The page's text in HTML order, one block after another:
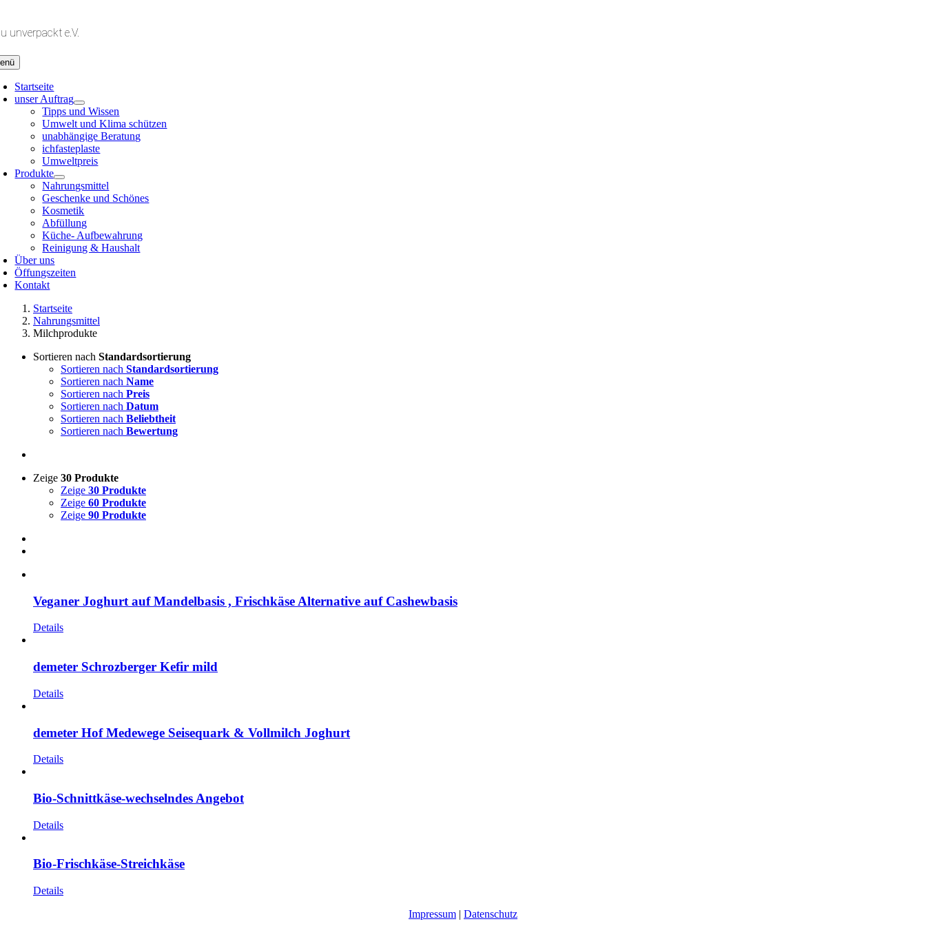
springen
unverpackt e.V.
Startseite
unser Auftrag
Tipps und Wissen
Umwelt und Klima schützen
unabhängige Beratung
ichfasteplaste
Umweltpreis
Produkte
Nahrungsmittel
Geschenke und Schönes
Kosmetik
Abfüllung
Küche- Aufbewahrung
Reinigung & Haushalt
Über uns
Öffungszeiten
Kontakt
Startseite
Nahrungsmittel
Milchprodukte
Sortieren nach Standardsortierung
Sortieren nach Standardsortierung
Sortieren nach Name
Sortieren nach Preis
Sortieren nach Datum
Sortieren nach Beliebtheit
Sortieren nach Bewertung
Zeige 30 Produkte
Zeige 30 Produkte
Zeige 60 Produkte
Zeige 90 Produkte
Veganer Joghurt auf Mandelbasis , Frischkäse Alternative auf Cashewbasis
Details
demeter Schrozberger Kefir mild
Details
demeter Hof Medewege Seisequark & Vollmilch Joghurt
Details
Bio-Schnittkäse-wechselndes Angebot
Details
Bio-Frischkäse-Streichkäse
Details
Impressum | Datenschutz